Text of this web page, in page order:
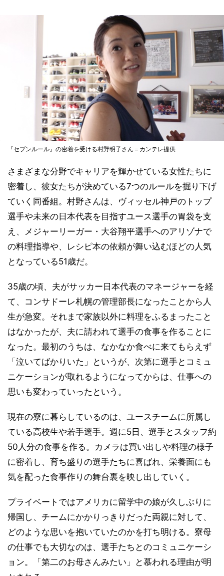
『セブンルール』の密着を受ける村野明子さん＝カンテレ提供
さまざまな分野でキャリアを輝かせている女性たちに
密着し、彼女たちが決めている7つのルールを掘り下げ
ていく同番組。村野さんは、ヴィッセル神戸のトップ
選手や未来の日本代表を目指すユース選手の胃袋を支
え、メジャーリーガー・大谷翔平選手へのアリゾナで
の料理指導や、レシピ本の依頼が舞い込むほどの人気
となっている51歳だ。
35歳の頃、夫がサッカー日本代表のマネージャーを経
て、コンサドーレ札幌の管理部長になったことから人
生が急変。それまで家族以外に料理をふるまったこと
はなかったが、夫に請われて選手の食事を作ることに
なった。最初のうちは、なかなか食べに来てもらえず
「泣いてばかりいた」というが、次第に選手とコミュ
ニケーションが取れるようになってからは、仕事への
思いも変わっていったという。
現在の寮に暮らしているのは、ユースチームに所属し
ている高校生や若手選手。週に5日、選手とスタッフ約
50人分の食事を作る。カメラは買い出しや料理の様子
に密着し、育ち盛りの選手たちに喜ばれ、栄養面にも
気を配った食事作りの舞台裏を映し出していく。
プライベートではアメリカに留学中の娘が久しぶりに
帰国し、チームにかかりっきりだった両親に対して、
どのような思いを抱いていたのかを打ち明ける。寮母
の仕事でも大切なのは、選手たちとのコミュニケーシ
ョン。「第二のお母さんみたい」と慕われる理由が明